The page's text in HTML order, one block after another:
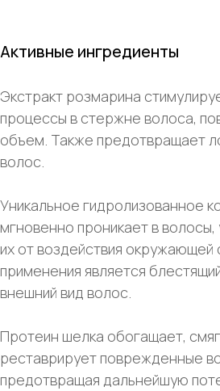
Активные ингредиенты
Экстракт розмарина
процессы в стержне волоса,
объем. Также предотвращает
волос.
Уникальное гидролизованное
мгновенно проникает в
их от воздействия
применения является
внешний вид волос.
Протеин шелка обогащает,
реставрирует поврежденные
предотвращая дальнейшую